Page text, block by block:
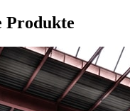
Produkte